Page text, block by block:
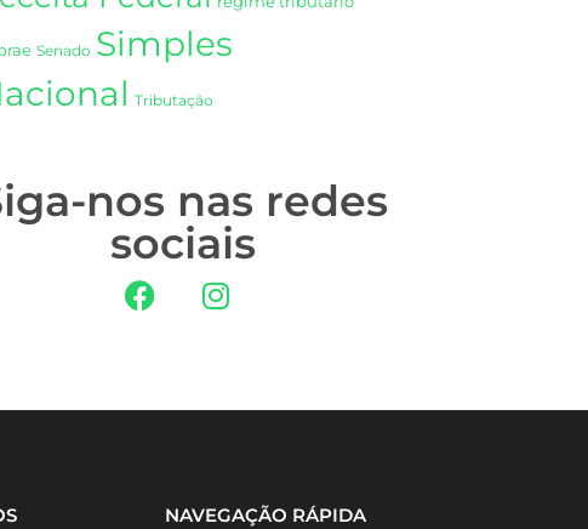
Senado Simples
Tributação
nos nas redes
sociais
NAVEGAÇÃO RÁPIDA